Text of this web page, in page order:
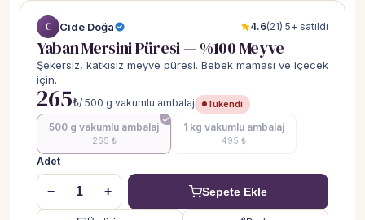
C Cide Doğa 4.6(21)·5+ satıldı
Yaban Mersini Püresi — %100 Meyve
Şekersiz, katkısız meyve püresi. Bebek maması ve içecek
için.
265₺/ 500 g vakumlu ambalaj Tükendi
500 g vakumlu ambalaj
265 ₺
1 kg vakumlu ambalaj
495 ₺
Adet
− + Sepete Ekle